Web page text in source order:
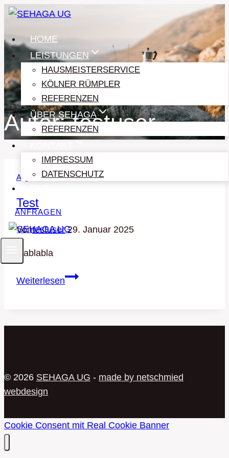
Zum
springenHOME
LEISTUNGEN
HAUSMEISTERSERVICE
KÖLNER RÜMPLER
REFERENZEN
ÜBER SEHAGA
REFERENZEN
IMPRESSUM
DATENSCHUTZ
ANFRAGEN
Autor: testuser
Allgemein
Test
Vontestuser 29. Januar 2025
blablabla
WeiterlesenTest
© 2026 SEHAGA UG - made by netschmied
webdesign
Cookie Consent mit Real Cookie Banner